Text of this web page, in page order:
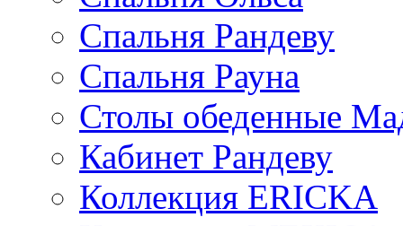
Спальня Рандеву
Спальня Рауна
Столы обеденные
Кабинет Рандеву
Коллекция ERICKA